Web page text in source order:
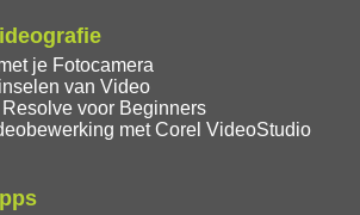
je Fotocamera
van Video
voor Beginners
met Corel VideoStudio